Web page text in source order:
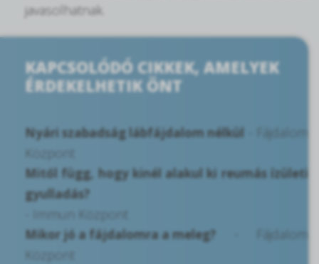
javasolhatnak.
KAPCSOLÓDÓ CIKKEK, AMELYEK
ÉRDEKELHETIK ÖNT
Nyári szabadság lábfájdalom nélkül
- Fájdalom
Központ
Mitől függ, hogy kinél alakul ki reumás ízületi
gyulladás?
- Immun Központ
Mikor jó a fájdalomra a meleg? - Fájdalom
Központ